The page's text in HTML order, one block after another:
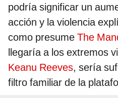
podría significar un
acción y la violencia
como presume The
llegaría a los extremos
Keanu Reeves, sería
filtro familiar de la